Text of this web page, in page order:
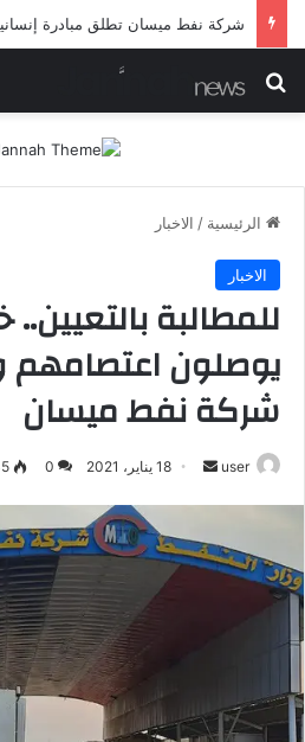
بحث عن
الرئيسية / الاخبار
الاخبار
للمطالبة
يوصلون اعتصامهم
شركة نفط ميسان
user
أرسل 18 يناير، 2021 0